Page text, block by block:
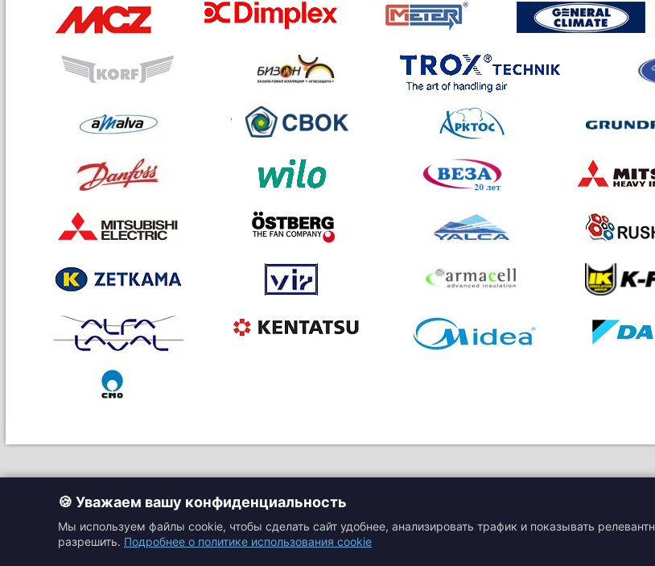
🍪 Уважаем вашу конфиденциальность
Мы используем файлы cookie, чтобы сделать сайт удобнее, анализировать трафик и показывать
разрешить. Подробнее о политике использования cookie